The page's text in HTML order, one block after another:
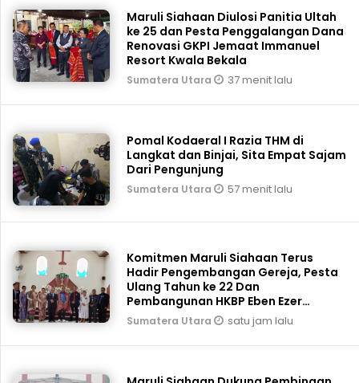
Maruli Siahaan Diulosi Panitia Ultah
ke 25 dan Pesta Penggalangan Dana
Renovasi GKPI Jemaat Immanuel
Resort Kwala Bekala
Sumatera Utara 37 menit lalu
Pomal Kodaeral I Razia THM di
Langkat dan Binjai, Sita Empat Sajam
Dari Pengunjung
Sumatera Utara 57 menit lalu
Komitmen Maruli Siahaan Terus
Hadir Pengembangan Gereja, Pesta
Ulang Tahun ke 22 Dan
Pembangunan HKBP Eben Ezer
Martoba Beri Bantuan
Sumatera Utara satu jam lalu